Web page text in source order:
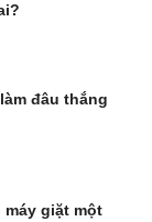
đâu thắng
máy giặt một